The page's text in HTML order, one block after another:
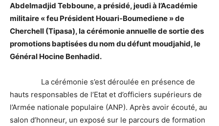
Abdelmadjid Tebboune, a présidé, jeudi à l’Académie
militaire « feu Président Houari-Boumediene » de
Cherchell (Tipasa), la cérémonie annuelle de sortie des
promotions baptisées du nom du défunt moudjahid, le
Général Hocine Benhadid.
La cérémonie s’est déroulée en présence de
hauts responsables de l’Etat et d’officiers supérieurs de
l’Armée nationale populaire (ANP). Après avoir écouté, au
salon d’honneur, un exposé sur le parcours de formation